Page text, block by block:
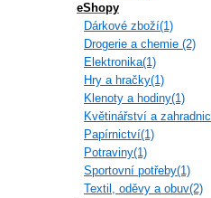
eShopy
Dárkové zboží(1)
Drogerie a chemie (2)
Elektronika(1)
Hry a hračky(1)
Klenoty a hodiny(1)
Květinářství a
Papírnictví(1)
Potraviny(1)
Sportovní potřeby(1)
Textil, oděvy a obuv(2)